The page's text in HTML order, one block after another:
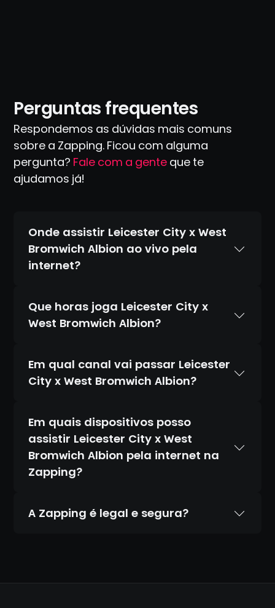
Perguntas frequentes
Respondemos as dúvidas mais comuns
sobre a Zapping. Ficou com alguma
pergunta? Fale com a gente que te
ajudamos já!
Onde assistir Leicester City x West
Bromwich Albion ao vivo pela
internet?
Que horas joga Leicester City x
West Bromwich Albion?
Em qual canal vai passar Leicester
City x West Bromwich Albion?
Em quais dispositivos posso
assistir Leicester City x West
Bromwich Albion pela internet na
Zapping?
A Zapping é legal e segura?
os canais que transmitimos, diferente de